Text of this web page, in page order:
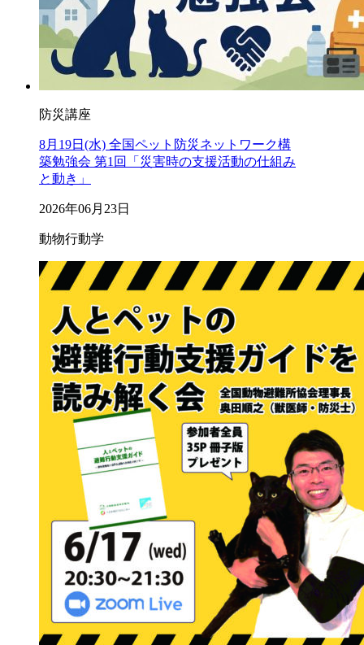
防災講座
8月19日(水) 全国ペット防災ネットワーク構
築勉強会 第1回「災害時の支援活動の仕組み
と動き」
2026年06月23日
動物行動学